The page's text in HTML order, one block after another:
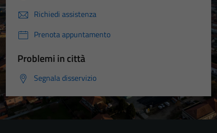
Richiedi assistenza
Prenota appuntamento
Problemi in città
Segnala disservizio